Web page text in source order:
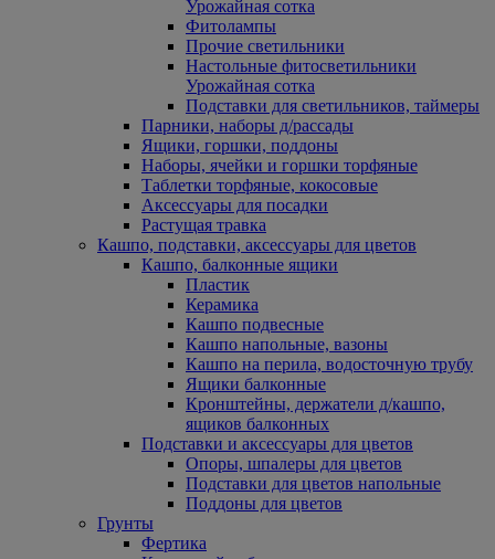
Урожайная сотка
Фитолампы
Прочие светильники
Настольные фитосветильники
Урожайная сотка
Подставки для светильников, таймеры
Парники, наборы д/рассады
Ящики, горшки, поддоны
Наборы, ячейки и горшки торфяные
Таблетки торфяные, кокосовые
Аксессуары для посадки
Растущая травка
Кашпо, подставки, аксессуары для цветов
Кашпо, балконные ящики
Пластик
Керамика
Кашпо подвесные
Кашпо напольные, вазоны
Кашпо на перила, водосточную трубу
Ящики балконные
Кронштейны, держатели д/кашпо,
ящиков балконных
Подставки и аксессуары для цветов
Опоры, шпалеры для цветов
Подставки для цветов напольные
Поддоны для цветов
Грунты
Фертика